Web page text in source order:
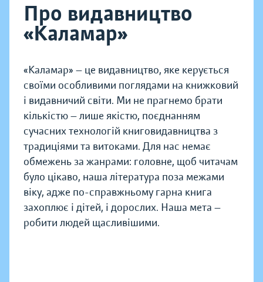
Про видавництво
«Каламар»
«Каламар» — це видавництво, яке керується
своїми особливими поглядами на книжковий
і видавничий світи. Ми не прагнемо брати
кількістю — лише якістю, поєднанням
сучасних технологій книговидавництва з
традиціями та витоками. Для нас немає
обмежень за жанрами: головне, щоб читачам
було цікаво, наша література поза межами
віку, адже по-справжньому гарна книга
захоплює і дітей, і дорослих. Наша мета —
робити людей щасливішими.